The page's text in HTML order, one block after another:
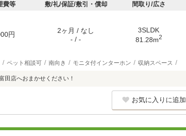
費等 敷/礼/保証/敷引・償却 間取り/広さ
円
2ヶ月 / なし
- / -
3SLDK
81.28m2
ペット相談可 南向き モニタ付インターホン 収納スペース
田店へおまかせください！
お気に入りに追加